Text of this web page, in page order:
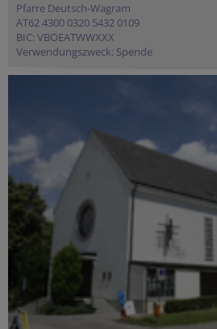
Pfarre Deutsch-Wagram
AT62 4300 0320 5432 0109
BIC: VBOEATWWXXX
Verwendungszweck: Spende